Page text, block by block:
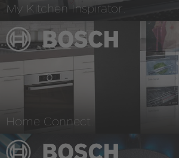
My Kitchen Inspirator.
Home Connect.